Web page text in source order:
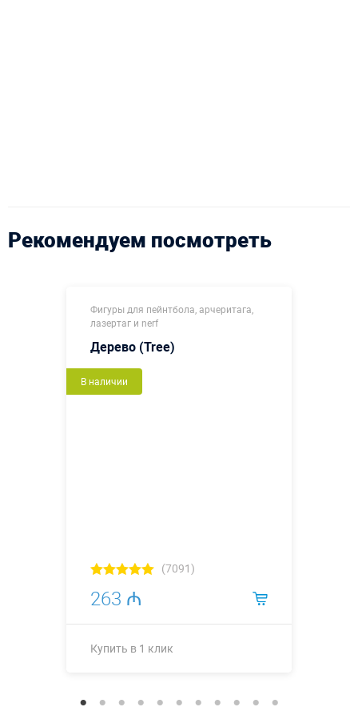
Рекомендуем посмотреть
Фигуры для пейнтбола, арчеритага,
лазертаг и nerf
Дерево (Tree)
В наличии
(7091)
263 ₼
Купить в 1 клик